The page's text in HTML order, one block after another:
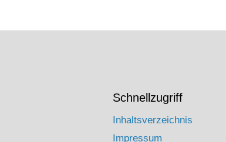
Schnellzugriff
Inhaltsverzeichnis
Impressum